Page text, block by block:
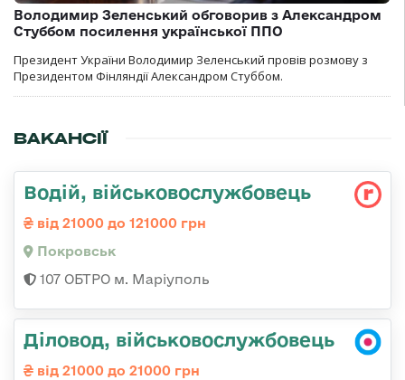
Володимир Зеленський обговорив з Александром
Стуббом посилення української ППО
Президент України Володимир Зеленський провів розмову з
Президентом Фінляндії Александром Стуббом.
ВАКАНСІЇ
Водій, військовослужбовець
від 21000 до 121000 грн
Покровськ
107 ОБТРО м. Маріуполь
Діловод, військовослужбовець
від 21000 до 21000 грн